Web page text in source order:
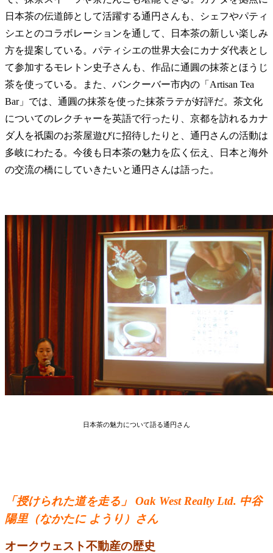
日本茶の伝道師として活躍する通円さんも、シェフやパティ
シエとのコラボレーションを通して、日本茶の新しい楽しみ
方を提案している。パティシエの世界大会にカナダ代表とし
て参加するモレトン史子さんも、作品に通圓の抹茶とほうじ
茶を使っている。また、バンクーバー市内の「Artisan Tea
Bar」では、通圓の抹茶を使った抹茶ラテが好評だ。茶文化
についてのレクチャーを英語で行ったり、京都を訪れるカナ
ダ人を祇園のお茶屋遊びに招待したりと、通円さんの活動は
多岐にわたる。今後も日本茶の魅力を広く伝え、日本と海外
の交流の橋にしていきたいと通円さんは語った。
日本茶の魅力について語る通円さん
「授けられた道を走る」 Oak West Realty Ltd. 中谷
陽里（なかたに ようり）さん
オークウェスト不動産の歴史